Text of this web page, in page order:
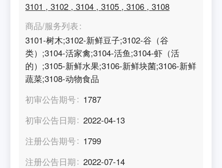
3101 ,3102 ,3104 ,3105 ,3106 ,3108
商品/服务列表
3101-树木;3102-新鲜豆子;3102-谷（谷
类）;3104-活家禽;3104-活鱼;3104-虾（活
的）;3105-新鲜水果;3106-新鲜块菌;3106-新鲜
蔬菜;3108-动物食品
初审公告期号
1787
初审公告日期
2022-04-13
注册公告期号
1799
注册公告日期
2022-07-14